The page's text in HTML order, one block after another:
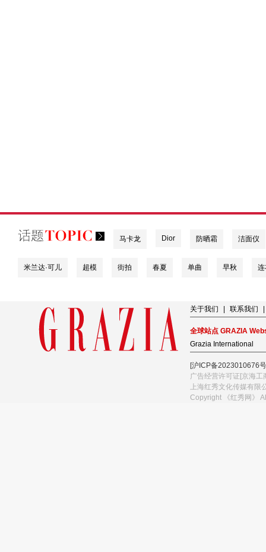
马卡龙 Dior 防晒霜 洁面仪
米兰达·可儿 超模 街拍 春夏 单曲 早秋
关于我们 联系我们
全球站点 GRAZIA
Grazia International
[沪ICP备2023010676
广告经营许可证[京海
上海红秀文化传媒有限
Copyright 《红秀网》